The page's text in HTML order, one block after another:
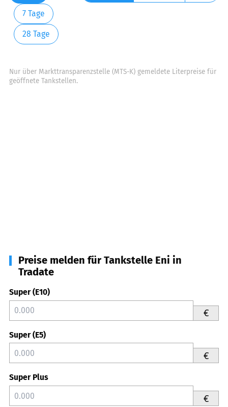
7 Tage
28 Tage
Nur über Markttransparenzstelle (MTS-K) gemeldete Literpreise für
geöffnete Tankstellen.
Preise melden für Tankstelle Eni in
Tradate
Super (E10)
€
Super (E5)
€
Super Plus
€